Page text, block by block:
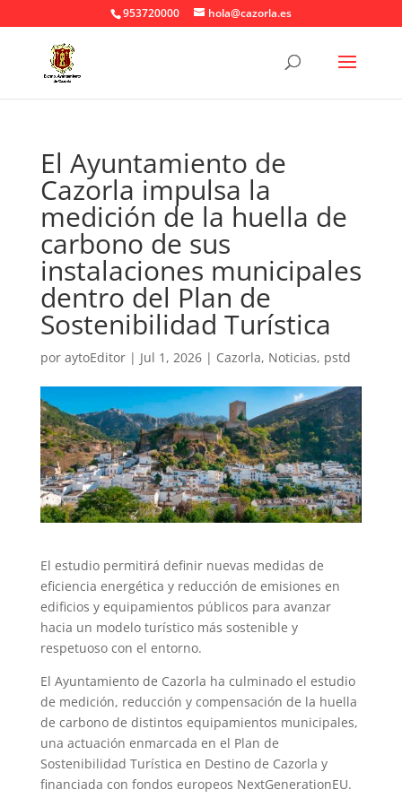
953720000 hola@cazorla.es
El Ayuntamiento de
Cazorla impulsa la
medición de la huella de
carbono de sus
instalaciones municipales
dentro del Plan de
Sostenibilidad Turística
por aytoEditor| Jul 1, 2026| Cazorla, Noticias, pstd
El estudio permitirá definir nuevas medidas de
eficiencia energética y reducción de emisiones en
edificios y equipamientos públicos para avanzar
hacia un modelo turístico más sostenible y
respetuoso con el entorno.
El Ayuntamiento de Cazorla ha culminado el estudio
de medición, reducción y compensación de la huella
de carbono de distintos equipamientos municipales,
una actuación enmarcada en el Plan de
Sostenibilidad Turística en Destino de Cazorla y
financiada con fondos europeos NextGenerationEU.